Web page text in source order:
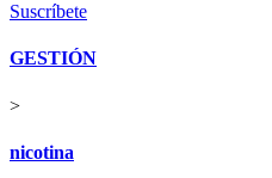
Suscríbete
GESTIÓN
>
nicotina